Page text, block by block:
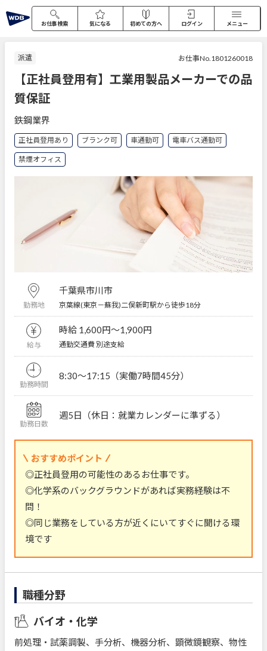
お仕事検索 気になる 初めての方へ ログイン メニュー
派遣 お仕事No.1801260018
【正社員登用有】工業用製品メーカーでの品
質保証
鉄鋼業界
正社員登用あり ブランク可 車通勤可 電車バス通勤可
禁煙オフィス
勤務地
千葉県市川市
京葉線(東京－蘇我)二俣新町駅から徒歩18分
給与
時給 1,600円〜1,900円
通勤交通費 別途支給
勤務時間
8:30～17:15（実働7時間45分）
勤務日数
週5日（休日：就業カレンダーに準ずる）
おすすめポイント
◎正社員登用の可能性のあるお仕事です。
◎化学系のバックグラウンドがあれば実務経験は不
問！
◎同じ業務をしている方が近くにいてすぐに聞ける環
境です
職種分野
バイオ・化学
前処理・試薬調製、手分析、機器分析、顕微鏡観察、物性